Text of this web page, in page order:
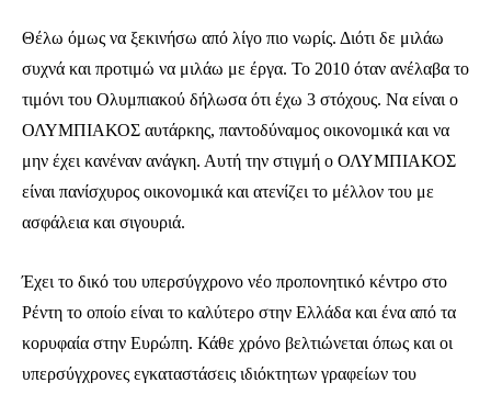
Θέλω όμως να ξεκινήσω από λίγο πιο νωρίς. Διότι δε μιλάω
συχνά και προτιμώ να μιλάω με έργα. Το 2010 όταν ανέλαβα το
τιμόνι του Ολυμπιακού δήλωσα ότι έχω 3 στόχους. Να είναι ο
ΟΛΥΜΠΙΑΚΟΣ αυτάρκης, παντοδύναμος οικονομικά και να
μην έχει κανέναν ανάγκη. Αυτή την στιγμή ο ΟΛΥΜΠΙΑΚΟΣ
είναι πανίσχυρος οικονομικά και ατενίζει το μέλλον του με
ασφάλεια και σιγουριά.
Έχει το δικό του υπερσύγχρονο νέο προπονητικό κέντρο στο
Ρέντη το οποίο είναι το καλύτερο στην Ελλάδα και ένα από τα
κορυφαία στην Ευρώπη. Κάθε χρόνο βελτιώνεται όπως και οι
υπερσύγχρονες εγκαταστάσεις ιδιόκτητων γραφείων του